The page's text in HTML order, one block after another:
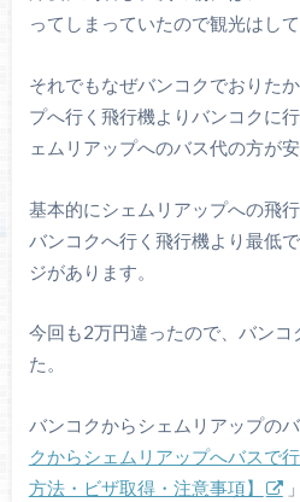
ってしまっていたので観光はして
それでもなぜバンコクでおりた
プへ行く飛行機よりバンコクに
ェムリアップへのバス代の方が
基本的にシェムリアップへの飛
バンコクへ行く飛行機より最低
ジがあります。
今回も2万円違ったので、バンコ
た。
バンコクからシェムリアップの
クからシェムリアップへバスで
方法・ビザ取得・注意事項】